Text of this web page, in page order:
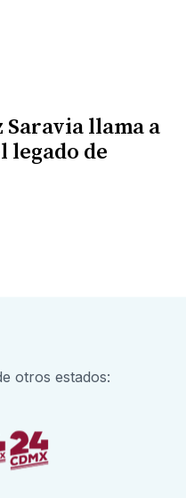
llama a
legado de
otros estados: